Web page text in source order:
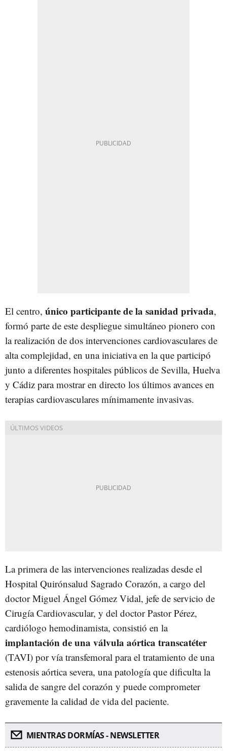
El centro, único participante de la sanidad privada,
formó parte de este despliegue simultáneo pionero con
la realización de dos intervenciones cardiovasculares de
alta complejidad, en una iniciativa en la que participó
junto a diferentes hospitales públicos de Sevilla, Huelva
y Cádiz para mostrar en directo los últimos avances en
terapias cardiovasculares mínimamente invasivas.
La primera de las intervenciones realizadas desde el
Hospital Quirónsalud Sagrado Corazón, a cargo del
doctor Miguel Ángel Gómez Vidal, jefe de servicio de
Cirugía Cardiovascular, y del doctor Pastor Pérez,
cardiólogo hemodinamista, consistió en la
implantación de una válvula aórtica transcatéter
(TAVI) por vía transfemoral para el tratamiento de una
estenosis aórtica severa, una patología que dificulta la
salida de sangre del corazón y puede comprometer
gravemente la calidad de vida del paciente.
MIENTRAS DORMÍAS - NEWSLETTER